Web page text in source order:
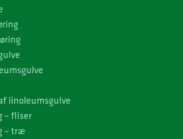
linoleumsgulve
– fliser
– træ